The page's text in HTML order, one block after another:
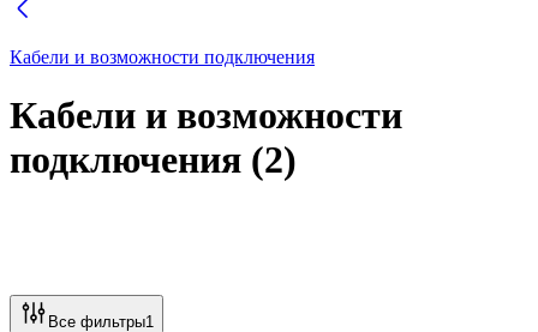
Кабели и возможности подключения
Кабели и возможности
подключения (2)
Все фильтры1